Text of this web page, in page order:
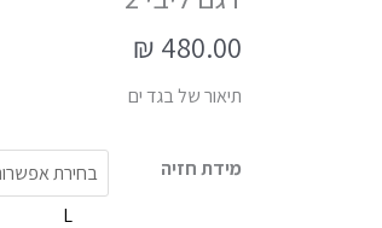
₪ 480.00
תיאור של בגד ים
מידת חזיה
L